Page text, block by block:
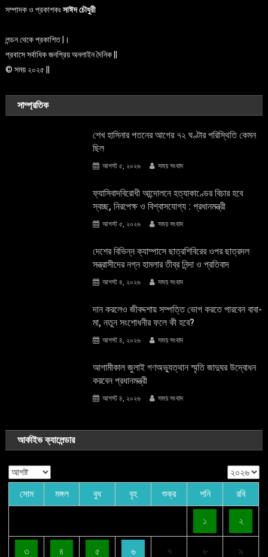
সম্পাদক ও প্রকাশকঃসাঈদ চৌধুরী
লন্ডন থেকে প্রকাশিত |।
প্রবাসে সর্বাধিক জনপ্রিয় অনলাইন দৈনিক ||
© সময় ২০২৫ ||
সাম্প্রতিক
শেখ হাসিনার পতনের আগের ৭২ ঘণ্টার পরিস্থিতি কেমন
ছিল
আগস্ট ৫, ২০২৬ সময় সংবাদ
ফ্যাসিবাদবিরোধী আন্দোলনে হত্যাকাণ্ডের বিচার হবে
স্বচ্ছ, নিরপেক্ষ ও বিশ্বাসযোগ্য : প্রধানমন্ত্রী
আগস্ট ৫, ২০২৬ সময় সংবাদ
দেশের বিভিন্ন ক্যাম্পাসে ছাত্রশিবিরের ওপর ছাত্রদল
সন্ত্রাসীদের নগ্ন হামলার তীব্র নিন্দা ও প্রতিবাদ
আগস্ট ৪, ২০২৬ সময় সংবাদ
দান করলেও জীবদ্দশায় সম্পত্তি ভোগ করতে পারবেন বাবা-
মা, নতুন সংশোধনীর ফলে কী হবে?
আগস্ট ৪, ২০২৬ সময় সংবাদ
আগামীকাল জুলাই গণঅভ্যুত্থান স্মৃতি জাদুঘর উদ্বোধন
করবেন প্রধানমন্ত্রী
আগস্ট ৪, ২০২৬ সময় সংবাদ
আর্কাইভ ক্যালেন্ডার
সোম মঙ্গল বুধ বৃহ শুক্র শনি রবি
১ ২
৩ ৪ ৫ ৬ ৭ ৮ ৯